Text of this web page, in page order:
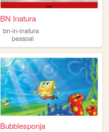
BN Inatura
bn-in-inatura
pessoal
Bubblesponja